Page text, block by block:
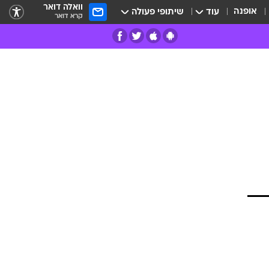
אופנה עוד שיתופי פעולה וואלה דואר
קרא דואר